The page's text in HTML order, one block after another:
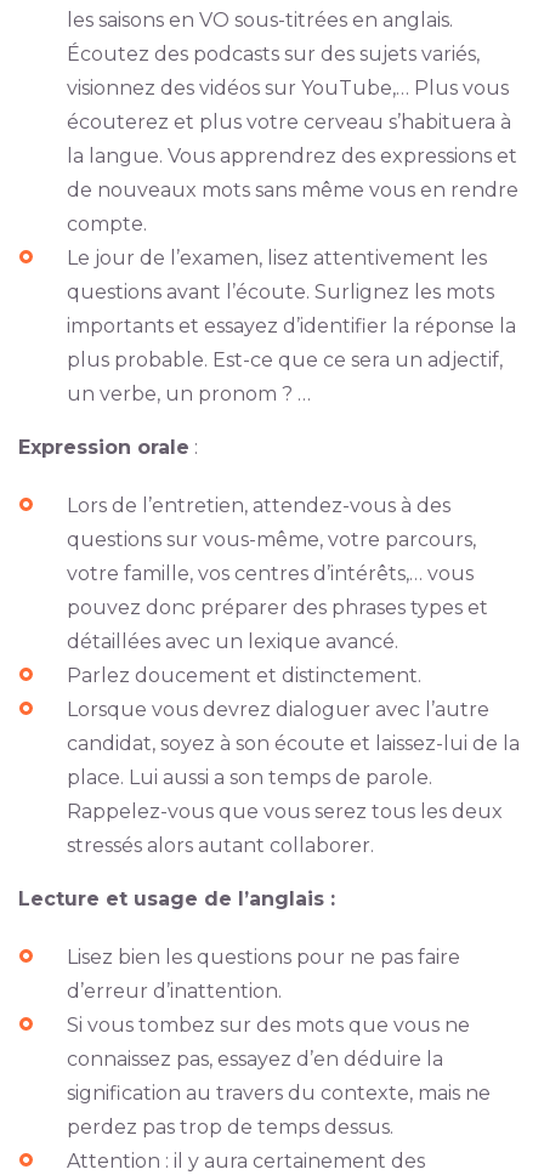
les saisons en VO sous-titrées en anglais.
Écoutez des podcasts sur des sujets variés,
visionnez des vidéos sur YouTube,… Plus vous
écouterez et plus votre cerveau s’habituera à
la langue. Vous apprendrez des expressions et
de nouveaux mots sans même vous en rendre
compte.
Le jour de l’examen, lisez attentivement les
questions avant l’écoute. Surlignez les mots
importants et essayez d’identifier la réponse la
plus probable. Est-ce que ce sera un adjectif,
un verbe, un pronom ? …
Expression orale :
Lors de l’entretien, attendez-vous à des
questions sur vous-même, votre parcours,
votre famille, vos centres d’intérêts,… vous
pouvez donc préparer des phrases types et
détaillées avec un lexique avancé.
Parlez doucement et distinctement.
Lorsque vous devrez dialoguer avec l’autre
candidat, soyez à son écoute et laissez-lui de la
place. Lui aussi a son temps de parole.
Rappelez-vous que vous serez tous les deux
stressés alors autant collaborer.
Lecture et usage de l’anglais :
Lisez bien les questions pour ne pas faire
d’erreur d’inattention.
Si vous tombez sur des mots que vous ne
connaissez pas, essayez d’en déduire la
signification au travers du contexte, mais ne
perdez pas trop de temps dessus.
Attention : il y aura certainement des